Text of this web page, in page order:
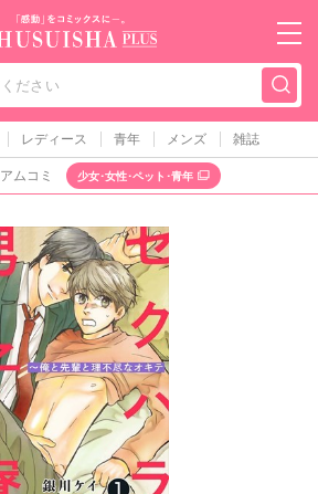
秋水社PLUS（テ
レディース 青年 メンズ 雑誌
アムコミ 少女･女性･ペット･青年